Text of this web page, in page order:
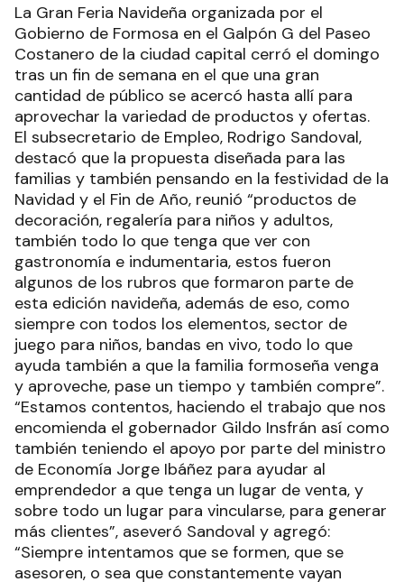
La Gran Feria Navideña organizada por el
Gobierno de Formosa en el Galpón G del Paseo
Costanero de la ciudad capital cerró el domingo
tras un fin de semana en el que una gran
cantidad de público se acercó hasta allí para
aprovechar la variedad de productos y ofertas.
El subsecretario de Empleo, Rodrigo Sandoval,
destacó que la propuesta diseñada para las
familias y también pensando en la festividad de la
Navidad y el Fin de Año, reunió “productos de
decoración, regalería para niños y adultos,
también todo lo que tenga que ver con
gastronomía e indumentaria, estos fueron
algunos de los rubros que formaron parte de
esta edición navideña, además de eso, como
siempre con todos los elementos, sector de
juego para niños, bandas en vivo, todo lo que
ayuda también a que la familia formoseña venga
y aproveche, pase un tiempo y también compre”.
“Estamos contentos, haciendo el trabajo que nos
encomienda el gobernador Gildo Insfrán así como
también teniendo el apoyo por parte del ministro
de Economía Jorge Ibáñez para ayudar al
emprendedor a que tenga un lugar de venta, y
sobre todo un lugar para vincularse, para generar
más clientes”, aseveró Sandoval y agregó:
“Siempre intentamos que se formen, que se
asesoren, o sea que constantemente vayan